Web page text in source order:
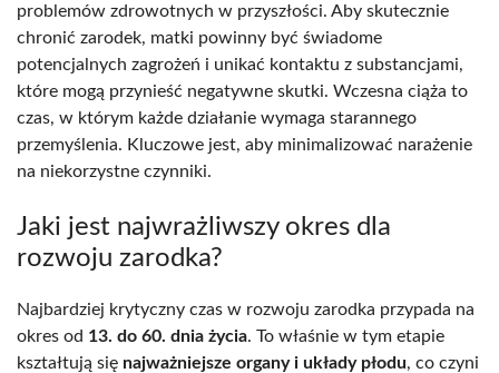
problemów zdrowotnych w przyszłości. Aby skutecznie
chronić zarodek, matki powinny być świadome
potencjalnych zagrożeń i unikać kontaktu z substancjami,
które mogą przynieść negatywne skutki. Wczesna ciąża to
czas, w którym każde działanie wymaga starannego
przemyślenia. Kluczowe jest, aby minimalizować narażenie
na niekorzystne czynniki.
Jaki jest najwrażliwszy okres dla
rozwoju zarodka?
Najbardziej krytyczny czas w rozwoju zarodka przypada na
okres od 13. do 60. dnia życia. To właśnie w tym etapie
kształtują się najważniejsze organy i układy płodu, co czyni